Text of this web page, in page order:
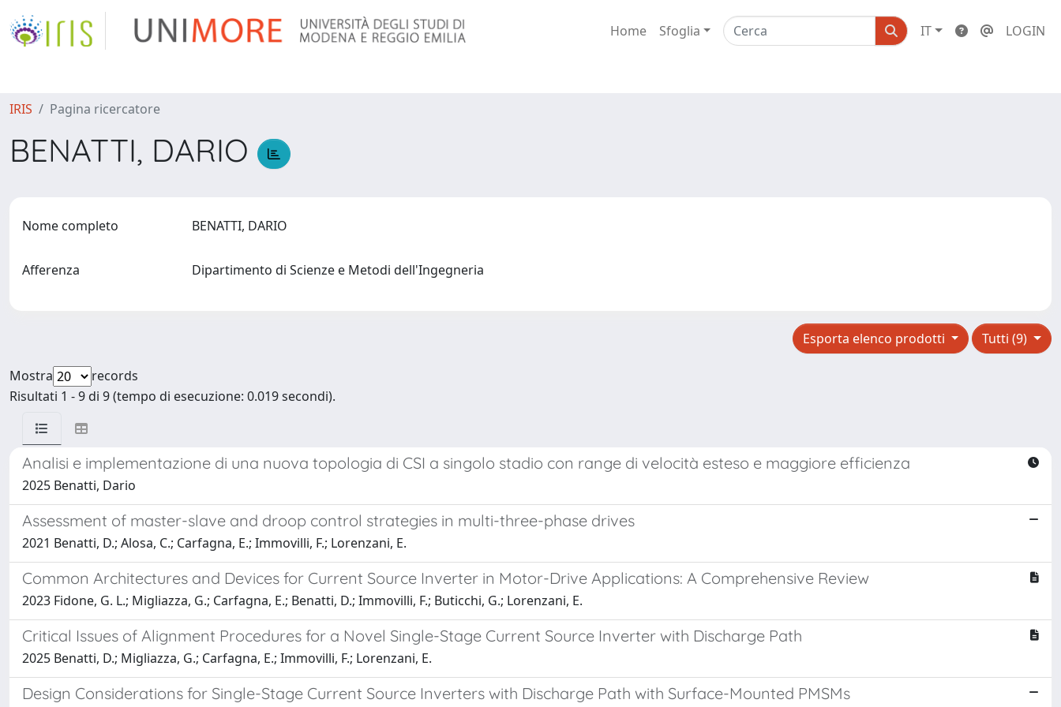
Home Sfoglia IT LOGIN
IRIS Pagina ricercatore
BENATTI, DARIO
Nome completo BENATTI, DARIO
Afferenza Dipartimento di Scienze e Metodi dell'Ingegneria
Tutti (9)
Esporta elenco prodotti
Mostra
records
Risultati 1 - 9 di 9 (tempo di esecuzione: 0.019 secondi).
Analisi e implementazione di una nuova topologia di CSI a singolo stadio con range di velocità esteso e maggiore efficienza
2025 Benatti, Dario
Assessment of master-slave and droop control strategies in multi-three-phase drives
2021 Benatti, D.; Alosa, C.; Carfagna, E.; Immovilli, F.; Lorenzani, E.
Common Architectures and Devices for Current Source Inverter in Motor-Drive Applications: A Comprehensive Review
2023 Fidone, G. L.; Migliazza, G.; Carfagna, E.; Benatti, D.; Immovilli, F.; Buticchi, G.; Lorenzani, E.
Critical Issues of Alignment Procedures for a Novel Single-Stage Current Source Inverter with Discharge Path
2025 Benatti, D.; Migliazza, G.; Carfagna, E.; Immovilli, F.; Lorenzani, E.
Design Considerations for Single-Stage Current Source Inverters with Discharge Path with Surface-Mounted PMSMs